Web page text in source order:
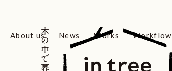
About us News Works Workflow